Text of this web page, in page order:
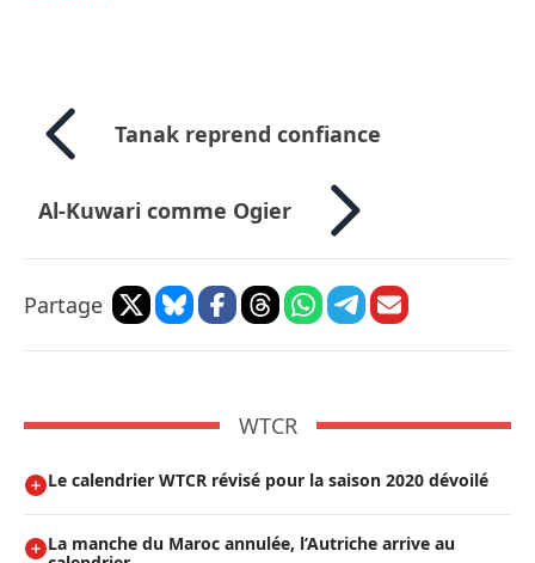
Tanak reprend confiance
Al-Kuwari comme Ogier
Partage
WTCR
Le calendrier WTCR révisé pour la saison 2020 dévoilé
La manche du Maroc annulée, l’Autriche arrive au